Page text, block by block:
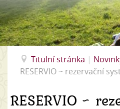
Titulní stránka |
RESERVIO ~ rezervační
RESERVIO ~